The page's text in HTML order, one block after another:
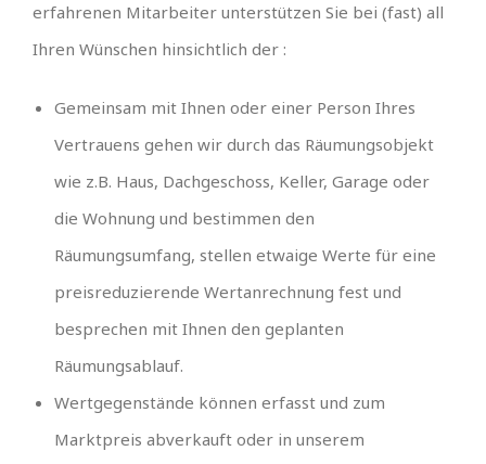
erfahrenen Mitarbeiter unterstützen Sie bei (fast) all
Ihren Wünschen hinsichtlich der :
Gemeinsam mit Ihnen oder einer Person Ihres
Vertrauens gehen wir durch das Räumungsobjekt
wie z.B. Haus, Dachgeschoss, Keller, Garage oder
die Wohnung und bestimmen den
Räumungsumfang, stellen etwaige Werte für eine
preisreduzierende Wertanrechnung fest und
besprechen mit Ihnen den geplanten
Räumungsablauf.
Wertgegenstände können erfasst und zum
Marktpreis abverkauft oder in unserem